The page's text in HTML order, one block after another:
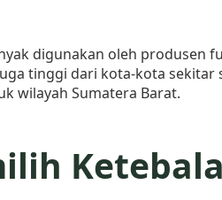
digunakan oleh
tinggi dari kota-kota
wilayah Sumatera Barat.